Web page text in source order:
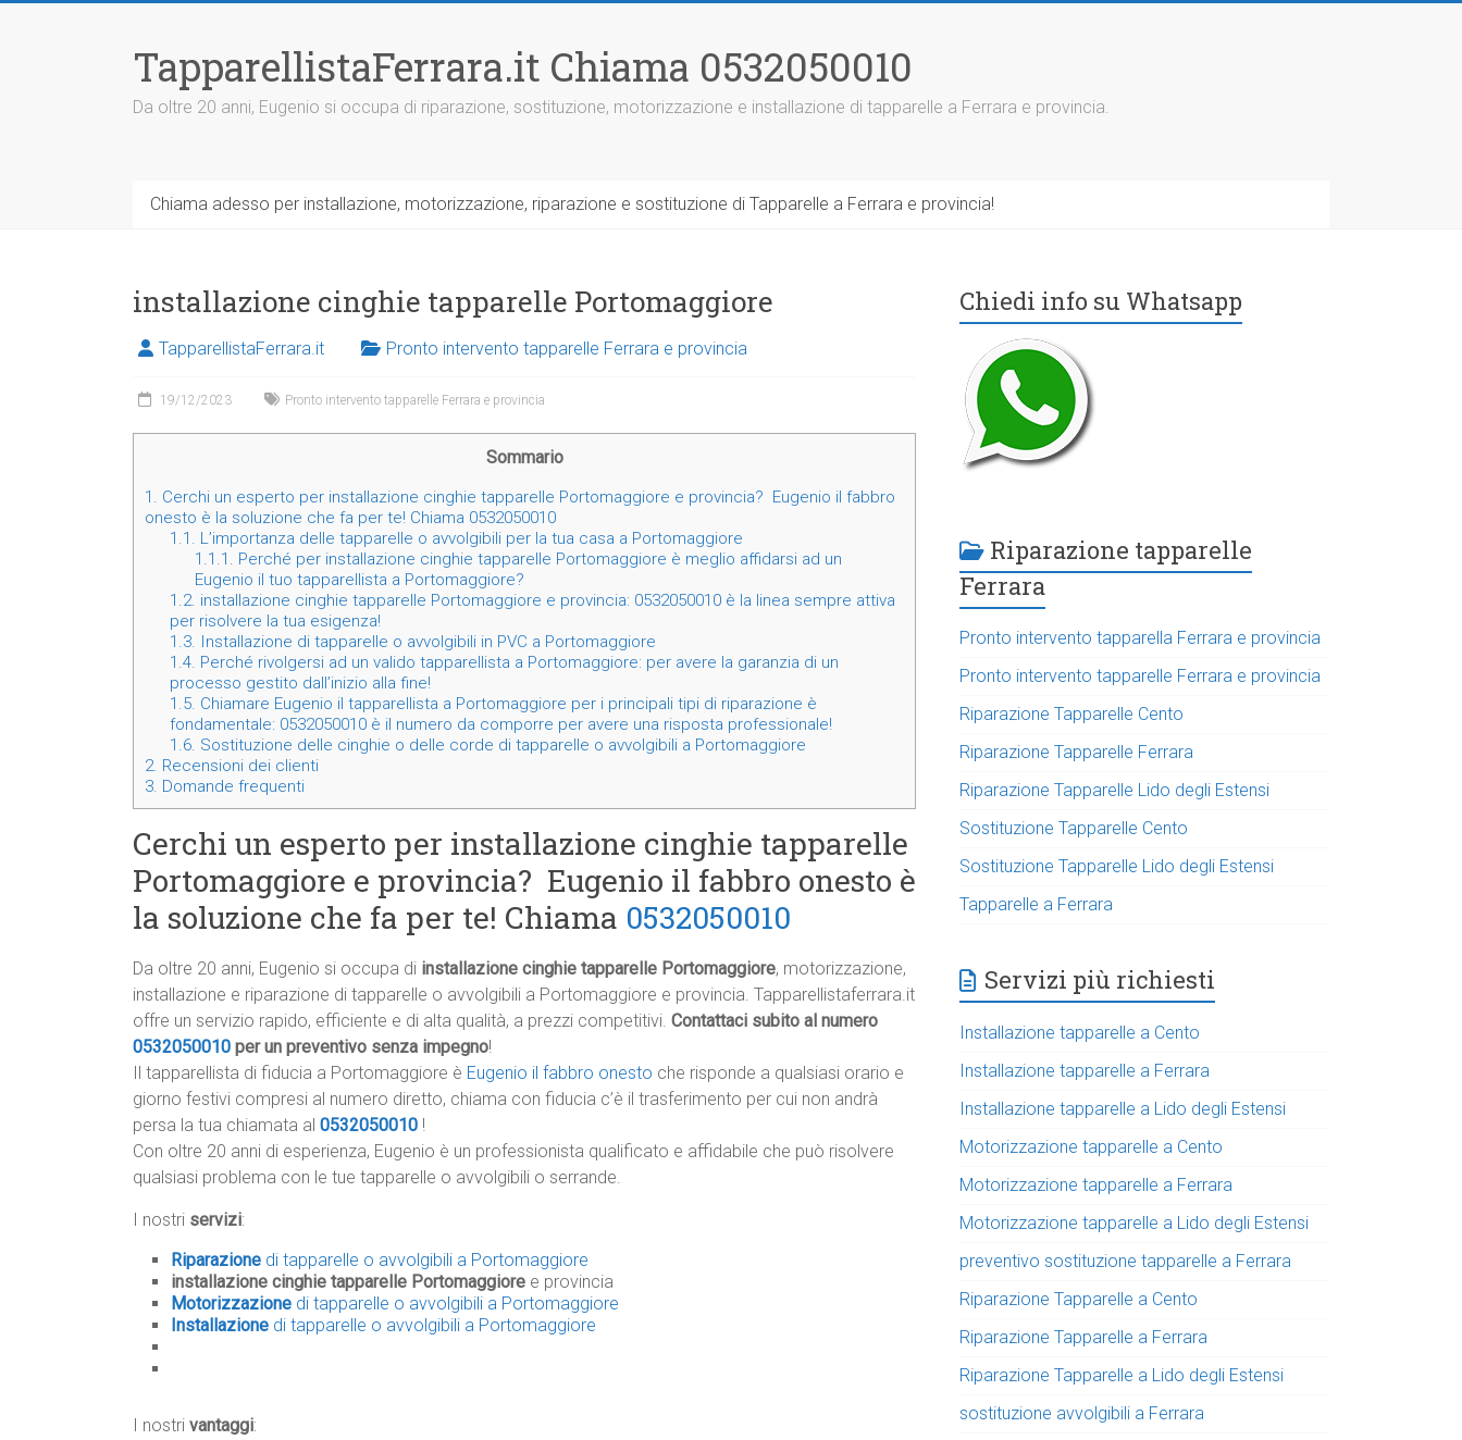
TapparellistaFerrara.it Chiama 0532050010
Da oltre 20 anni, Eugenio si occupa di riparazione, sostituzione, motorizzazione e installazione di tapparelle a Ferrara e provincia.
Chiama adesso per installazione, motorizzazione, riparazione e sostituzione di Tapparelle a Ferrara e provincia!
installazione cinghie tapparelle Portomaggiore
TapparellistaFerrara.it Pronto intervento tapparelle Ferrara e provincia
19/12/2023 Pronto intervento tapparelle Ferrara e provincia
Sommario
1. Cerchi un esperto per installazione cinghie tapparelle Portomaggiore e provincia? Eugenio il fabbro
onesto è la soluzione che fa per te! Chiama 0532050010
1.1. L’importanza delle tapparelle o avvolgibili per la tua casa a Portomaggiore
1.1.1. Perché per installazione cinghie tapparelle Portomaggiore è meglio affidarsi ad un
Eugenio il tuo tapparellista a Portomaggiore?
1.2. installazione cinghie tapparelle Portomaggiore e provincia: 0532050010 è la linea sempre attiva
per risolvere la tua esigenza!
1.3. Installazione di tapparelle o avvolgibili in PVC a Portomaggiore
1.4. Perché rivolgersi ad un valido tapparellista a Portomaggiore: per avere la garanzia di un
processo gestito dall’inizio alla fine!
1.5. Chiamare Eugenio il tapparellista a Portomaggiore per i principali tipi di riparazione è
fondamentale: 0532050010 è il numero da comporre per avere una risposta professionale!
1.6. Sostituzione delle cinghie o delle corde di tapparelle o avvolgibili a Portomaggiore
2. Recensioni dei clienti
3. Domande frequenti
Cerchi un esperto per installazione cinghie tapparelle
Portomaggiore e provincia? Eugenio il fabbro onesto è
la soluzione che fa per te! Chiama 0532050010
Da oltre 20 anni, Eugenio si occupa di installazione cinghie tapparelle Portomaggiore, motorizzazione,
installazione e riparazione di tapparelle o avvolgibili a Portomaggiore e provincia. Tapparellistaferrara.it
offre un servizio rapido, efficiente e di alta qualità, a prezzi competitivi. Contattaci subito al numero
0532050010 per un preventivo senza impegno!
Il tapparellista di fiducia a Portomaggiore è Eugenio il fabbro onesto che risponde a qualsiasi orario e
giorno festivi compresi al numero diretto, chiama con fiducia c’è il trasferimento per cui non andrà
persa la tua chiamata al 0532050010 !
Con oltre 20 anni di esperienza, Eugenio è un professionista qualificato e affidabile che può risolvere
qualsiasi problema con le tue tapparelle o avvolgibili o serrande.
I nostri servizi:
Riparazione di tapparelle o avvolgibili a Portomaggiore
installazione cinghie tapparelle Portomaggiore e provincia
Motorizzazione di tapparelle o avvolgibili a Portomaggiore
Installazione di tapparelle o avvolgibili a Portomaggiore
I nostri vantaggi:
Chiedi info su Whatsapp
Riparazione tapparelle
Ferrara
Pronto intervento tapparella Ferrara e provincia
Pronto intervento tapparelle Ferrara e provincia
Riparazione Tapparelle Cento
Riparazione Tapparelle Ferrara
Riparazione Tapparelle Lido degli Estensi
Sostituzione Tapparelle Cento
Sostituzione Tapparelle Lido degli Estensi
Tapparelle a Ferrara
Servizi più richiesti
Installazione tapparelle a Cento
Installazione tapparelle a Ferrara
Installazione tapparelle a Lido degli Estensi
Motorizzazione tapparelle a Cento
Motorizzazione tapparelle a Ferrara
Motorizzazione tapparelle a Lido degli Estensi
preventivo sostituzione tapparelle a Ferrara
Riparazione Tapparelle a Cento
Riparazione Tapparelle a Ferrara
Riparazione Tapparelle a Lido degli Estensi
sostituzione avvolgibili a Ferrara